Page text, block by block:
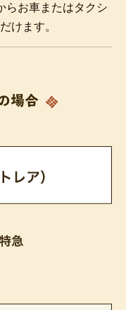
らお車またはタクシ
けます。
場合